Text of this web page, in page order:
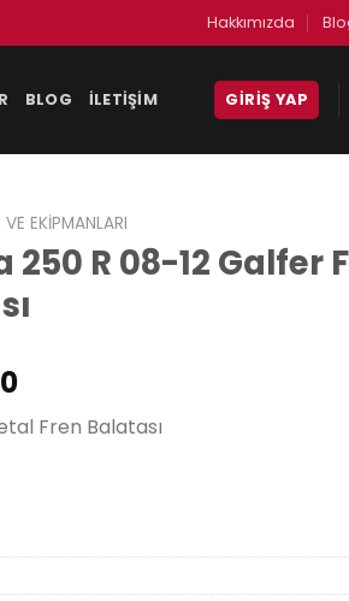
Hakkımızda
BLOG İLETIŞIM GIRIŞ YAP
VE EKIPMANLARI
R 08-12 Galfer
Şu
andaki
fiyat:
Fren Balatası